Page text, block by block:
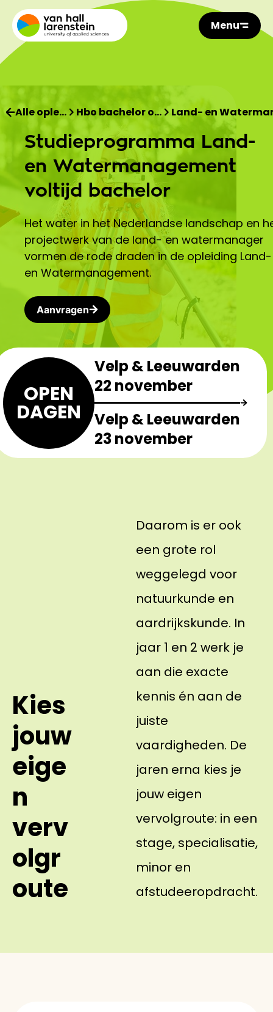
Menu
Alle ople… Hbo bachelor o… Land- en
Studieprogramma Land-
en Watermanagement
voltijd bachelor
Het water in het Nederlandse landschap en
projectwerk van de land- en watermanager
vormen de rode draden in de opleiding Land-
en Watermanagement.
Aanvragen
OPEN
DAGEN
Velp & Leeuwarden
22 november
Velp & Leeuwarden
23 november
Kies
jouw
eige
n
verv
olgr
oute
Daarom is er ook
een grote rol
weggelegd voor
natuurkunde en
aardrijkskunde. In
jaar 1 en 2 werk je
aan die exacte
kennis én aan de
juiste
vaardigheden. De
jaren erna kies je
jouw eigen
vervolgroute: in een
stage, specialisatie,
minor en
afstudeeropdracht.